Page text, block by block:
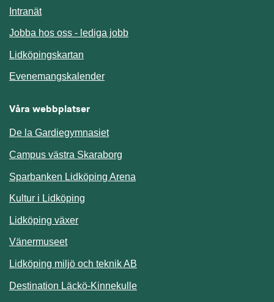
IntranätLänk till annan webbplats.
Jobba hos oss - lediga jobb
Lidköpingskartan
EvenemangskalenderLänk till annan webbplats.
Våra webbplatser
De la Gardiegymnasiet
Campus västra Skaraborg
Sparbanken Lidköping Arena
Kultur i Lidköping
Lidköping växer
Vänermuseet
Lidköping miljö och teknik AB
Destination Läckö-KinnekulleLänk till annan webbplats.